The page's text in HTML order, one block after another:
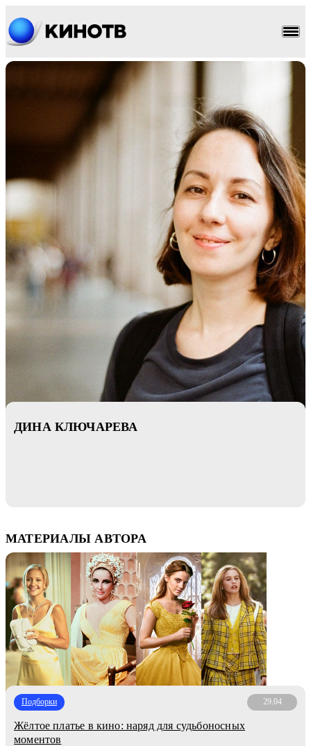
ДИНА КЛЮЧАРЕВА
МАТЕРИАЛЫ АВТОРА
Подборки 29.04
Жёлтое платье в кино: наряд для судьбоносных
моментов